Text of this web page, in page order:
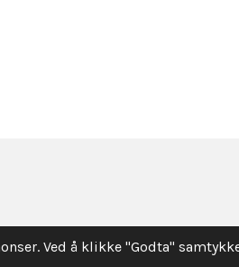
Ved å klikke "Godta"